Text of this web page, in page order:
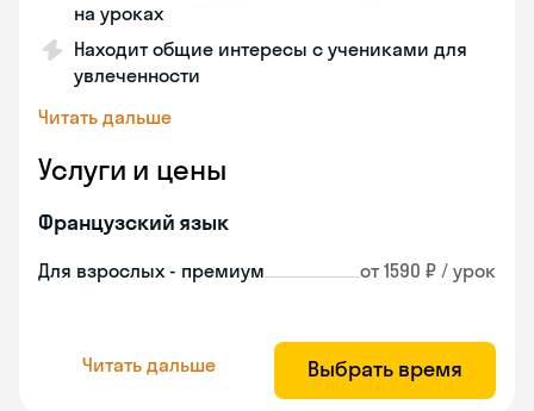
на уроках
Находит общие интересы с учениками для
увлеченности
Читать дальше
Услуги и цены
Французский язык
Для взрослых - премиум от 1590 ₽ / урок
Читать дальше Выбрать время